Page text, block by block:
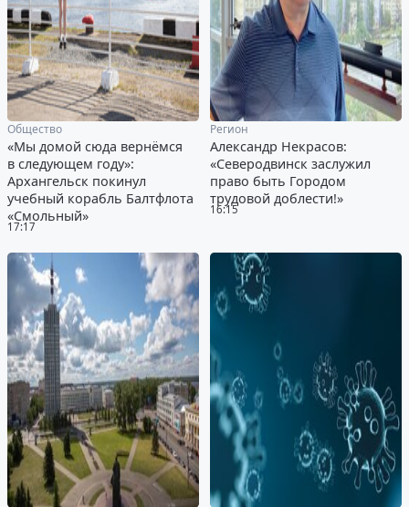
17:17
Общество
«Мы домой сюда вернёмся
в следующем году»:
Архангельск покинул
учебный корабль Балтфлота
«Смольный»
16:15
Регион
Александр Некрасов:
«Северодвинск заслужил
право быть Городом
трудовой доблести!»